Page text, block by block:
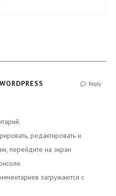
редактировать и
перейдите на экран
загружаются с
Reply